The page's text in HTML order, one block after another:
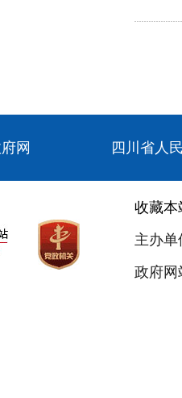
网 四川省人
收藏本
主办
政府网